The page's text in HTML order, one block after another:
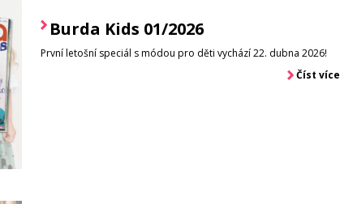
Burda Kids 01/2026
První letošní speciál s módou pro děti vychází 22. dubna 2026!
Číst více